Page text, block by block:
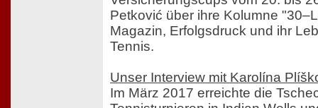
Petković über ihre Kolumne
Magazin, Erfolgsdruck und ihr
Tennis.
Unser Interview mit Karolína
Im März 2017 erreichte die